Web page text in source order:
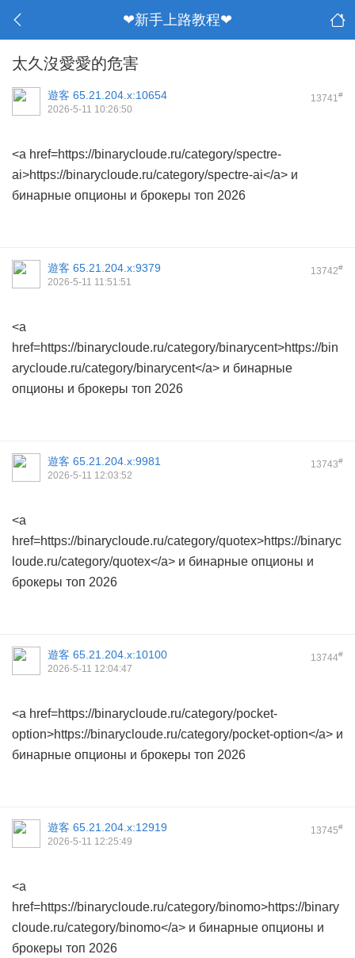
❤新手上路教程❤
太久沒愛愛的危害
13741#
遊客 65.21.204.x:10654
2026-5-11 10:26:50
<a href=https://binarycloude.ru/category/spectre-
ai>https://binarycloude.ru/category/spectre-ai</a> и
бинарные опционы и брокеры топ 2026
13742#
遊客 65.21.204.x:9379
2026-5-11 11:51:51
<a
href=https://binarycloude.ru/category/binarycent>https://bin
arycloude.ru/category/binarycent</a> и бинарные
опционы и брокеры топ 2026
13743#
遊客 65.21.204.x:9981
2026-5-11 12:03:52
<a
href=https://binarycloude.ru/category/quotex>https://binaryc
loude.ru/category/quotex</a> и бинарные опционы и
брокеры топ 2026
13744#
遊客 65.21.204.x:10100
2026-5-11 12:04:47
<a href=https://binarycloude.ru/category/pocket-
option>https://binarycloude.ru/category/pocket-option</a> и
бинарные опционы и брокеры топ 2026
13745#
遊客 65.21.204.x:12919
2026-5-11 12:25:49
<a
href=https://binarycloude.ru/category/binomo>https://binary
cloude.ru/category/binomo</a> и бинарные опционы и
брокеры топ 2026